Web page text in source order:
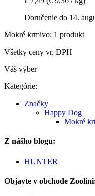
Doručenie do 14.
Mokré krmivo: 1 produkt
Všetky ceny vr. DPH
Váš výber
Kategórie:
Značky
Happy Dog
Mokré
Z nášho blogu:
HUNTER
Objavte v obchode